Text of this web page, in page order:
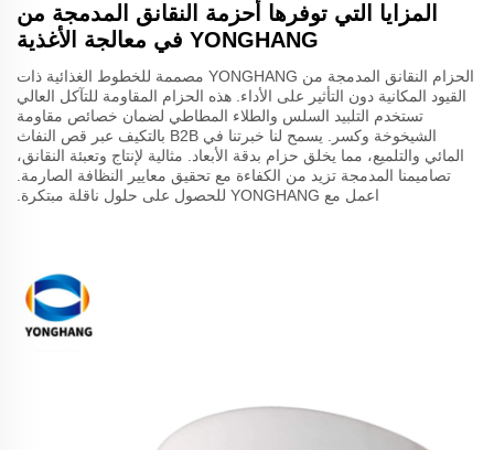
المزايا التي توفرها أحزمة النقانق المدمجة من
YONGHANG في معالجة الأغذية
الحزام النقانق المدمجة من YONGHANG مصممة للخطوط الغذائية ذات
القيود المكانية دون التأثير على الأداء. هذه الحزام المقاومة للتآكل العالي
تستخدم التلبيد السلس والطلاء المطاطي لضمان خصائص مقاومة
الشيخوخة وكسر. يسمح لنا خبرتنا في B2B بالتكيف عبر قص النفاث
المائي والتلميع، مما يخلق حزام بدقة الأبعاد. مثالية لإنتاج وتعبئة النقانق،
تصاميمنا المدمجة تزيد من الكفاءة مع تحقيق معايير النظافة الصارمة.
اعمل مع YONGHANG للحصول على حلول ناقلة مبتكرة.